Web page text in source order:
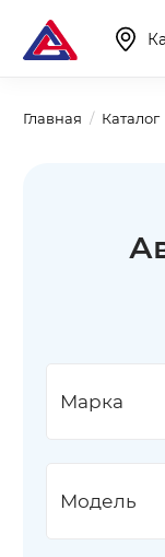
Главная Каталог
Марка
Модель